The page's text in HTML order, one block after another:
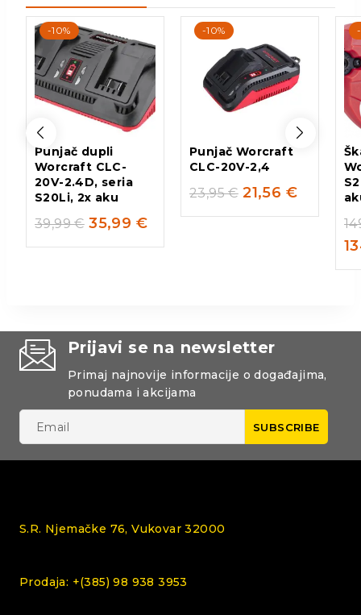
-10%
Punjač dupli
Worcraft CLC-
20V-2.4D, seria
S20Li, 2x aku
39,99€ 35,99 €
-10%
Punjač Worcraft
CLC-20V-2,4
23,95€ 21,56 €
Prijavi se na newsletter
Primaj najnovije informacije o događajima,
ponudama i akcijama
S.R. Njemačke 76, Vukovar 32000
Prodaja: +(385) 98 938 3953